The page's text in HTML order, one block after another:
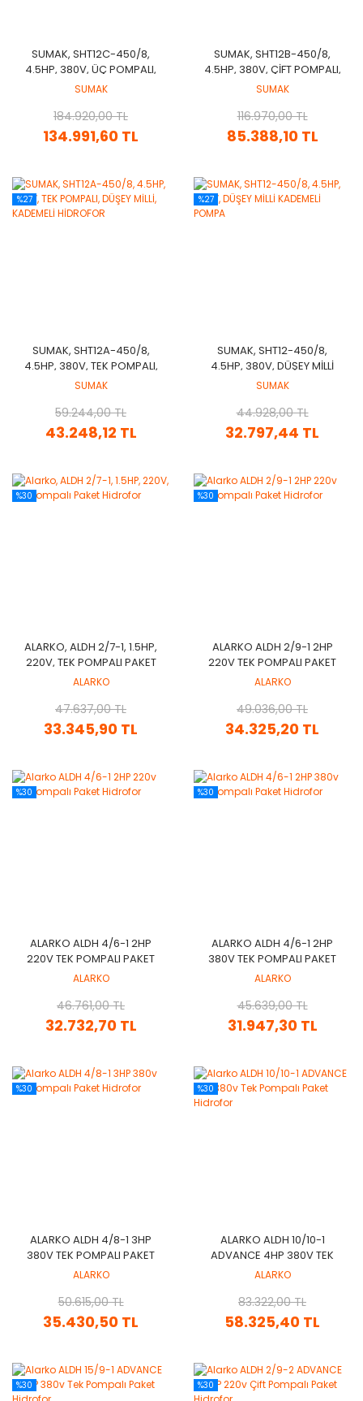
SUMAK, SHT12C-450/8,
4.5HP, 380V, ÜÇ POMPALI,
DÜŞEY MİLLİ, KADEMELİ
SUMAK
134.991,60 TL
184.920,00 TL
SUMAK, SHT12B-450/8,
4.5HP, 380V, ÇİFT POMPALI,
DÜŞEY MİLLİ, KADEMELİ
SUMAK
85.388,10 TL
116.970,00 TL
%27
SUMAK, SHT12A-450/8,
4.5HP, 380V, TEK POMPALI,
DÜŞEY MİLLİ, KADEMELİ
SUMAK
43.248,12 TL
59.244,00 TL
%27
SUMAK, SHT12-450/8,
4.5HP, 380V, DÜŞEY MİLLİ
KADEMELİ POMPA
SUMAK
32.797,44 TL
44.928,00 TL
%30
ALARKO, ALDH 2/7-1, 1.5HP,
220V, TEK POMPALI PAKET
HIDROFOR
ALARKO
33.345,90 TL
47.637,00 TL
%30
ALARKO ALDH 2/9-1 2HP
220V TEK POMPALI PAKET
HIDROFOR
ALARKO
34.325,20 TL
49.036,00 TL
%30
ALARKO ALDH 4/6-1 2HP
220V TEK POMPALI PAKET
HIDROFOR
ALARKO
32.732,70 TL
46.761,00 TL
%30
ALARKO ALDH 4/6-1 2HP
380V TEK POMPALI PAKET
HIDROFOR
ALARKO
31.947,30 TL
45.639,00 TL
%30
ALARKO ALDH 4/8-1 3HP
380V TEK POMPALI PAKET
HIDROFOR
ALARKO
35.430,50 TL
50.615,00 TL
%30
ALARKO ALDH 10/10-1
ADVANCE 4HP 380V TEK
POMPALI PAKET HIDROFOR
ALARKO
58.325,40 TL
83.322,00 TL
%30 %30